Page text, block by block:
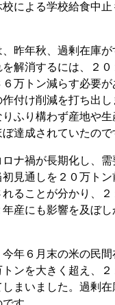
校による学校給食中止
昨年秋、過剰在庫が
解消するには、２
６万トン減らす必要
付け削減を打ち出
ふり構わず産地や生
達成されていたので
ナ禍が長期化し、需
見通しを２０万ト
れることが分かり、
産にも影響を及ぼ
年６月末の米の民間
ンを大きく超え、
まいました。過剰